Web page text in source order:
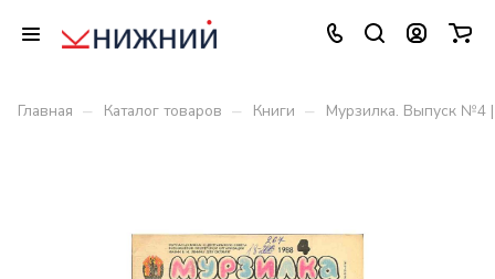
Главная – Каталог товаров – Книги – Мурзилка. Выпуск №4